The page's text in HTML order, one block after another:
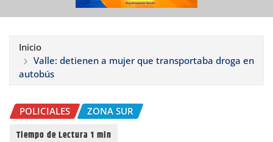
Inicio
Valle: detienen a mujer que transportaba droga en
autobús
POLICIALES ZONA SUR